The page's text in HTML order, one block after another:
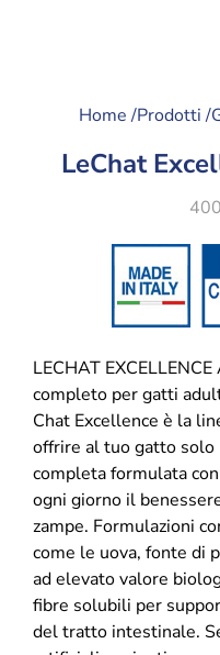
Home /Prodotti /
LeChat
LECHAT
completo per gatti
Chat Excellence è la
offrire al tuo gatto solo
completa formulata
ogni giorno il
zampe. Formulazioni
come le uova, fonte di
ad elevato valore
fibre solubili per
del tratto intestinale.